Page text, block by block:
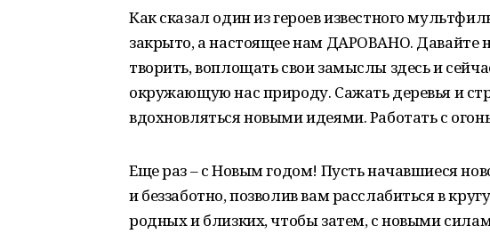
Как сказал один из героев известного
закрыто, а настоящее нам ДАРОВАНО. Давайте
творить, воплощать свои замыслы здесь и
окружающую нас природу. Сажать деревья и
вдохновляться новыми идеями. Работать с
Еще раз – с Новым годом! Пусть начавшиеся
и беззаботно, позволив вам расслабиться в
родных и близких, чтобы затем, с новыми